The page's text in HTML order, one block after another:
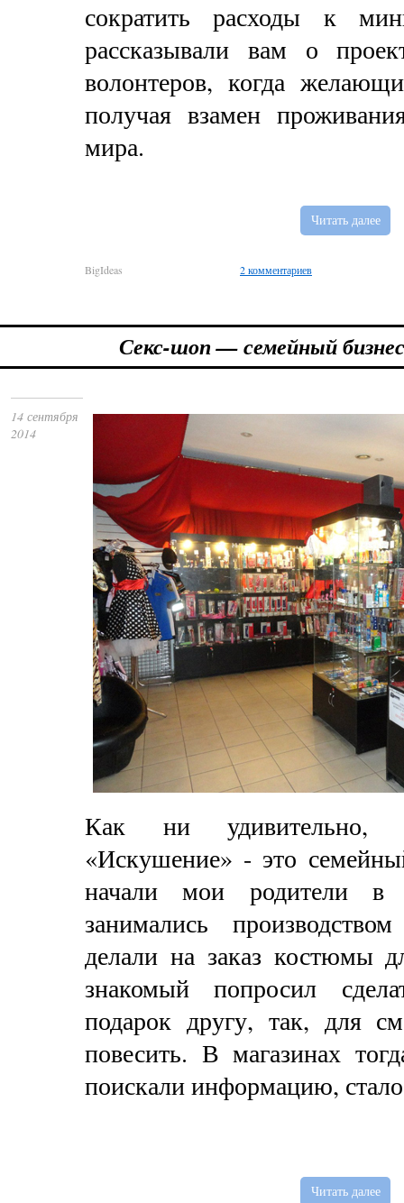
сократить расходы к
рассказывали вам о
волонтеров, когда
получая взамен
мира.
Читать далее
BigIdeas 2 комментариев
Секс-шоп — семейный
14 сентября
2014
Как ни удивительно,
«Искушение» - это
начали мои родители
занимались
делали на заказ костюмы
знакомый попросил
подарок другу, так, для
повесить. В магазинах
поискали информацию,
Читать далее